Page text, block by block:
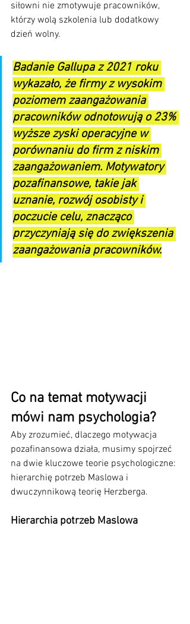
siłowni nie zmotywuje pracowników,
którzy wolą szkolenia lub dodatkowy
dzień wolny.
Badanie Gallupa z 2021 roku
wykazało, że firmy z wysokim
poziomem zaangażowania
pracowników odnotowują o 23%
wyższe zyski operacyjne w
porównaniu do firm z niskim
zaangażowaniem. Motywatory
pozafinansowe, takie jak
uznanie, rozwój osobisty i
poczucie celu, znacząco
przyczyniają się do zwiększenia
zaangażowania pracowników.
Co na temat motywacji
mówi nam psychologia?
Aby zrozumieć, dlaczego motywacja
pozafinansowa działa, musimy spojrzeć
na dwie kluczowe teorie psychologiczne:
hierarchię potrzeb Maslowa i
dwuczynnikową teorię Herzberga.
Hierarchia potrzeb Maslowa